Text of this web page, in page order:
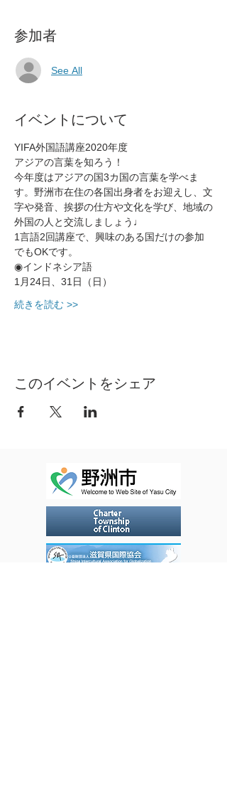
参加者
See All
イベントについて
YIFA外国語講座2020年度
アジアの言葉を知ろう！
今年度はアジアの国3カ国の言葉を学べま
す。野洲市在住の各国出身者をお迎えし、文
字や発音、挨拶の仕方や文化を学び、地域の
外国の人と交流しましょう♩
1言語2回講座で、興味のある国だけの参加
でもOKです。
◉インドネシア語
1月24日、31日（日）
続きを読む >>
このイベントをシェア